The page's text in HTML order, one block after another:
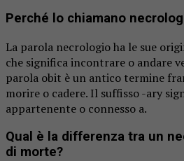
Perché lo chiamano
La parola necrologio ha le sue
che significa incontrare o andare
parola obit è un antico termine
morire o cadere. Il suffisso -ary
appartenente o connesso a.
Qual è la differenza tra un
di morte?